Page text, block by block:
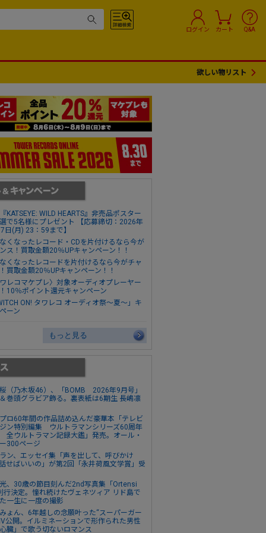
ログイン カート Q&A
欲しい物リスト
KATSEYE: WILD HEARTS』非売品ポスター
で5名様にプレゼント 【応募締切：2026年
日(月) 23：59まで】
くなったレコード・CDを片付けるなら今が
ス！買取金額20％UPキャンペーン！！
くなったレコードを片付けるなら今がチャ
買取金額20％UPキャンペーン！！
ワレコマケプレ〉対象オーディオプレーヤー
10％ポイント還元キャンペーン
ON! タワレコ オーディオ祭～夏～」キ
ーン
もっと見る
（乃木坂46）、「BOMB 2026年9月号」
巻頭グラビア飾る。裏表紙は6期生 長嶋凛
ロ60年間の作品詰め込んだ豪華本「テレビ
ン特別編集 ウルトラマンシリーズ60周年
全ウルトラマン記録大鑑」発売。オール・
300ページ
ン、エッセイ集「声を出して、呼びかけ
せばいいの」が第2回「永井荷風文学賞」受
、30歳の節目刻んだ2nd写真集「Ortensi
行決定。憧れ続けたヴェネツィア リド島で
一生に一度の撮影
ょん、6年越しの念願叶った“スーパーガー
公開。イルミネーションで形作られた男性
臓」で歌う切ないロマンス